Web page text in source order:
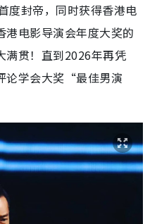
度封帝，同时获得香港电
港电影导演会年度大奖的
贯！直到2026年再凭
论学会大奖“最佳男演